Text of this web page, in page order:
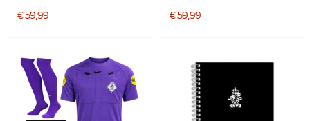
Mouwen Neongeel Zwart
€ 59,99
Mouwen Felrood Zwart
€ 59,99